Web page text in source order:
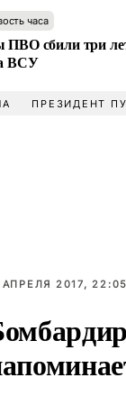
часа
сбили три
ВСУ
ПРЕЗИДЕНТ
АПРЕЛЯ 2017,